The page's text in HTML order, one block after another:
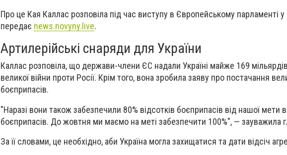
Про це Кая Каллас розповіла під час виступу в Європейському парламенті у
передає news.novyny.live.
Артилерійські снаряди для України
Каллас розповіла, що держави-члени ЄС надали Україні майже 169
великої війни проти Росії. Крім того, вона зробила заяву про постачання
боєприпасів.
"Наразі вони також забезпечили 80% відсотків боєприпасів від нашої мети
боєприпасів. До жовтня ми маємо на меті забезпечити 100%", — зауважила
За її словами, це необхідно, аби Україна могла захищатися та дати відсіч